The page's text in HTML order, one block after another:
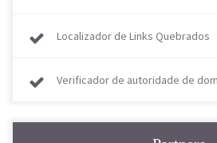
Localizador de Links Quebrados
Verificador de autoridade de